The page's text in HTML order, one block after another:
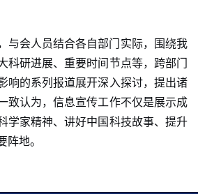
与会人员结合各自部门实际，围绕我
科研进展、重要时间节点等，跨部门
响的系列报道展开深入探讨，提出诸
致认为，信息宣传工作不仅是展示成
学家精神、讲好中国科技故事、提升
阵地。